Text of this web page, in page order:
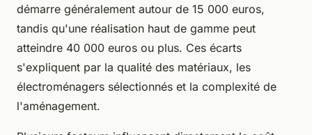
démarre généralement autour de 15 000 euros,
tandis qu'une réalisation haut de gamme peut
atteindre 40 000 euros ou plus. Ces écarts
s'expliquent par la qualité des matériaux, les
électroménagers sélectionnés et la complexité de
l'aménagement.